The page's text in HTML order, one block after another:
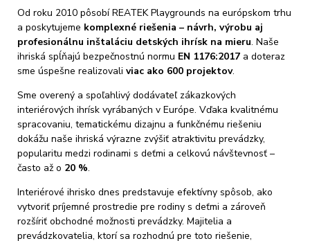
Od roku 2010 pôsobí REATEK Playgrounds na európskom trhu
a poskytujeme komplexné riešenia – návrh, výrobu aj
profesionálnu inštaláciu detských ihrísk na mieru. Naše
ihriská spĺňajú bezpečnostnú normu EN 1176:2017 a doteraz
sme úspešne realizovali viac ako 600 projektov.
Sme overený a spoľahlivý dodávateľ zákazkových
interiérových ihrísk vyrábaných v Európe. Vďaka kvalitnému
spracovaniu, tematickému dizajnu a funkčnému riešeniu
dokážu naše ihriská výrazne zvýšiť atraktivitu prevádzky,
popularitu medzi rodinami s deťmi a celkovú návštevnosť –
často až o 20 %.
Interiérové ihrisko dnes predstavuje efektívny spôsob, ako
vytvoriť príjemné prostredie pre rodiny s deťmi a zároveň
rozšíriť obchodné možnosti prevádzky. Majitelia a
prevádzkovatelia, ktorí sa rozhodnú pre toto riešenie,